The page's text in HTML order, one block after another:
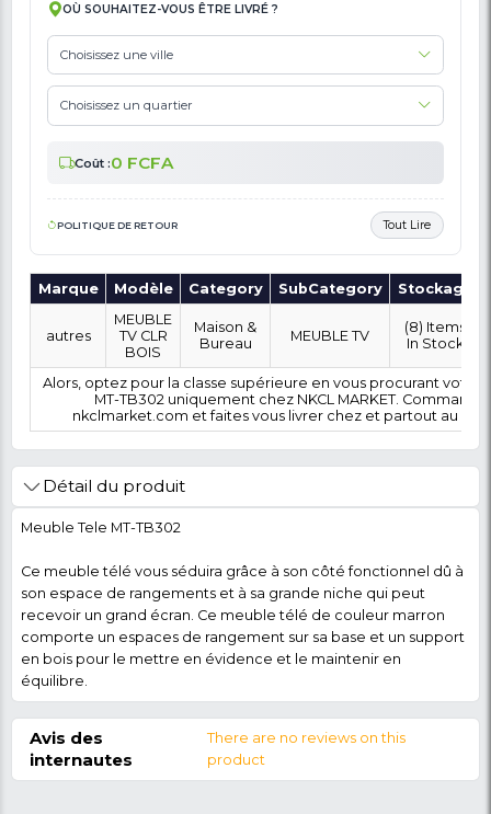
190,200 FCFA 240,000 FCFA
En stock!
(0 avis valide)
Connectez-vous pour ajouter un avis sur ce produit
Ajouter au panier
OÙ SOUHAITEZ-VOUS ÊTRE LIVRÉ ?
Coût :0 FCFA
POLITIQUE DE RETOUR
Marque Modèle Category SubCategory
autres
TV CLR
Maison &
Bureau
MEUBLE TV
Alors, optez pour la classe supérieure en vous
MT-TB302 uniquement chez NKCL